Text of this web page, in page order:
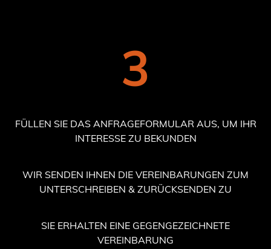
3
FÜLLEN SIE DAS ANFRAGEFORMULAR AUS, UM IHR
INTERESSE ZU BEKUNDEN
WIR SENDEN IHNEN DIE VEREINBARUNGEN ZUM
UNTERSCHREIBEN & ZURÜCKSENDEN ZU
SIE ERHALTEN EINE GEGENGEZEICHNETE
VEREINBARUNG